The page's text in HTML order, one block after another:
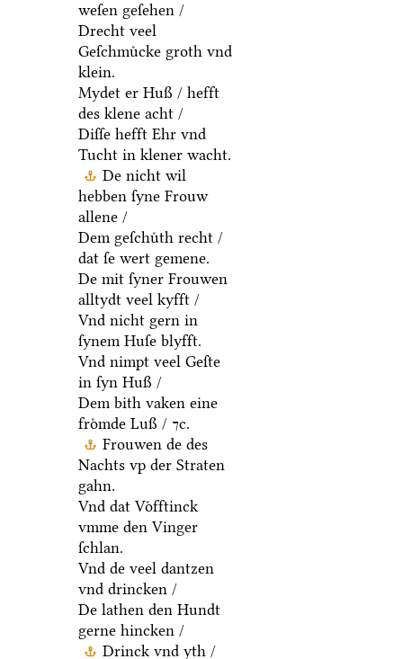
weſen geſehen /
Drecht veel
Geſchmuͤcke groth vnd
klein.
Mydet er Huß / hefft
des klene acht /
Diſſe hefft Ehr vnd
Tucht in klener wacht.
De nicht wil
hebben ſyne Frouw
allene /
Dem geſchuͤth recht /
dat ſe wert gemene.
De mit ſyner Frouwen
alltydt veel kyfft /
Vnd nicht gern in
ſynem Huſe blyfft.
Vnd nimpt veel Geſte
in ſyn Huß /
Dem bith vaken eine
froͤmde Luß / ⁊c.
Frouwen de des
Nachts vp der Straten
gahn.
Vnd dat Voͤfftinck
vmme den Vinger
ſchlan.
Vnd de veel dantzen
vnd drincken /
De lathen den Hundt
gerne hincken /
Drinck vnd yth /